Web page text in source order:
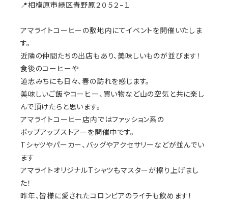
📍相模原市緑区青野原２０５２−１
アマライトコーヒーの敷地内にてイベントを開催いたしま
す。
近隣の仲間たちの出店もあり、美味しいものが並びます！
食後のコーヒーや
道志みちにも日々、春の訪れを感じます。
美味しいご飯やコーヒー、買い物など山の空気と共に楽し
んで頂けたらと思います。
アマライトコーヒー店内ではファッション系の
ポップアップストアーを開催中です。
Tシャツやパーカー、バッグやアクセサリーなどが並んでい
ます
アマライトオリジナルTシャツもマスターが擦り上げまし
た！
昨年、皆様に愛されたコロンビアのライチも飲めます！